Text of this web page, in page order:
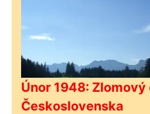
Únor 1948:
Československa